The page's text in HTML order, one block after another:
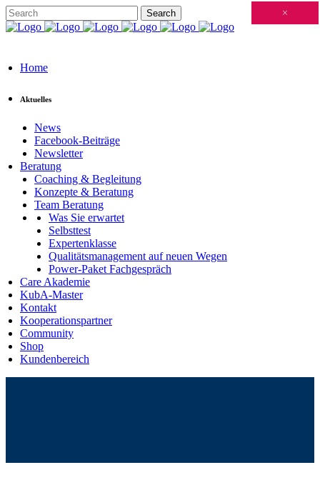
Home
Aktuelles
News
Facebook-Beiträge
Newsletter
Beratung
Coaching & Begleitung
Konzepte & Beratung
Team Beratung
Was Sie erwartet
Selbsttest
Expertenklasse
Qualitätsmanagement auf neuen Wegen
Power-Paket Fachgespräch
Care Akademie
KubA-Master
Kontakt
Kooperationspartner
Community
Shop
Kundenbereich
Schließen
×
×
×
×
×
×
×
×
×
×
×
×
×
×
×
×
×
×
×
×
×
×
×
×
×
×
×
×
×
×
×
×
×
×
×
×
×
×
×
×
×
×
×
×
×
×
×
×
×
×
×
×
×
×
×
×
×
×
×
×
×
×
×
×
×
×
×
×
×
×
×
×
×
×
×
×